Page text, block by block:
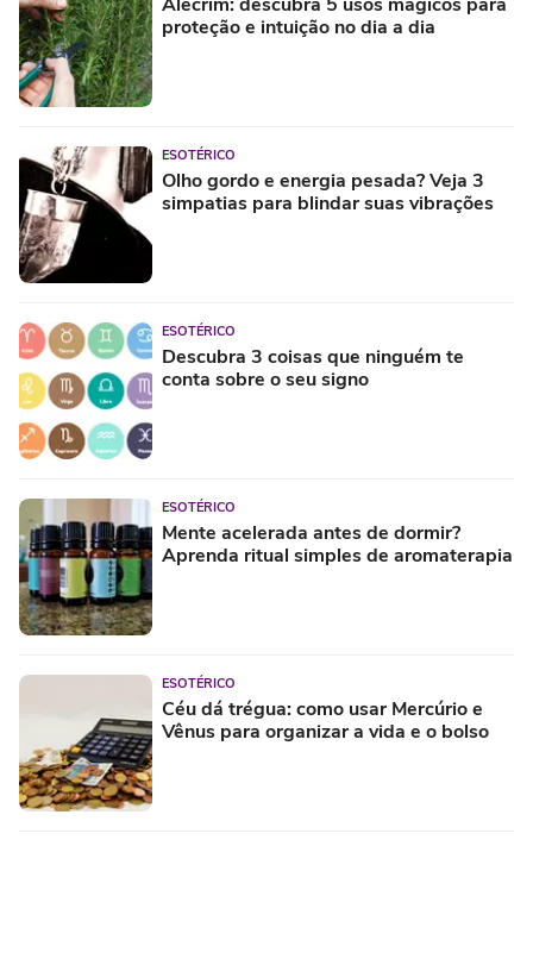
proteção e intuição no dia a dia
ESOTÉRICO
Olho gordo e energia pesada? Veja 3
simpatias para blindar suas vibrações
ESOTÉRICO
Descubra 3 coisas que ninguém te
conta sobre o seu signo
ESOTÉRICO
Mente acelerada antes de dormir?
Aprenda ritual simples de aromaterapia
ESOTÉRICO
Céu dá trégua: como usar Mercúrio e
Vênus para organizar a vida e o bolso